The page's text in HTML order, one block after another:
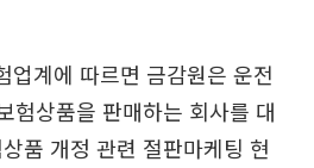
업계에 따르면 금감원은 운전
험상품을 판매하는 회사를 대
품 개정 관련 절판마케팅 현